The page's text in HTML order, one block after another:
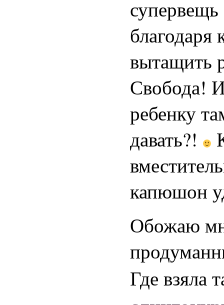
вытащить
Свобода!
ребенку
давать?!
капюшон
Обожаю
Где взяла